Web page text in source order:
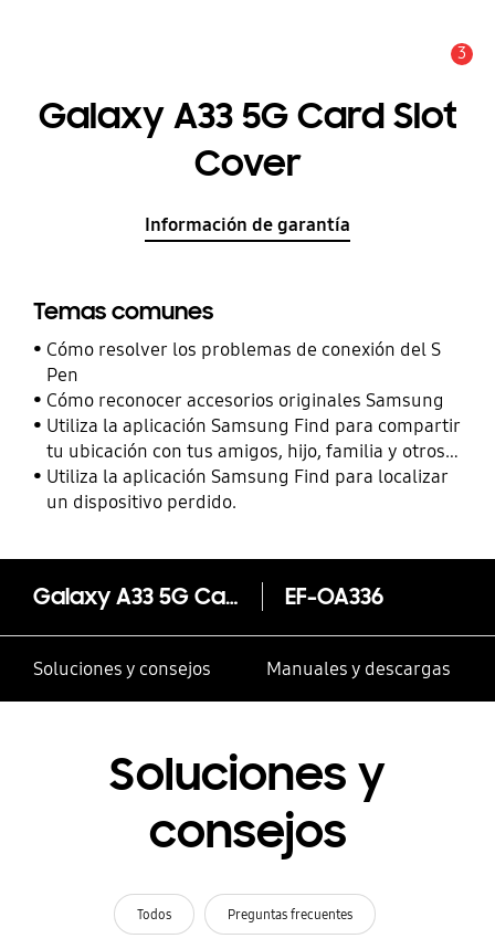
3
Galaxy A33 5G Card Slot
Cover
Información de garantía
Temas comunes
Cómo resolver los problemas de conexión del S
Pen
Cómo reconocer accesorios originales Samsung
Utiliza la aplicación Samsung Find para compartir
tu ubicación con tus amigos, hijo, familia y otros
contactos
Utiliza la aplicación Samsung Find para localizar
un dispositivo perdido.
Galaxy A33 5G Card Slot Cover EF-OA336
Soluciones y consejos Manuales y descargas
Soluciones y
consejos
Todos Preguntas frecuentes